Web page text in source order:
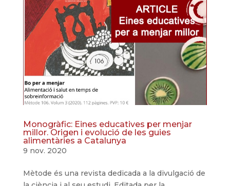
Monogràfic: Eines educatives per menjar
millor. Origen i evolució de les guies
alimentàries a Catalunya
9 nov. 2020
Mètode és una revista dedicada a la divulgació de